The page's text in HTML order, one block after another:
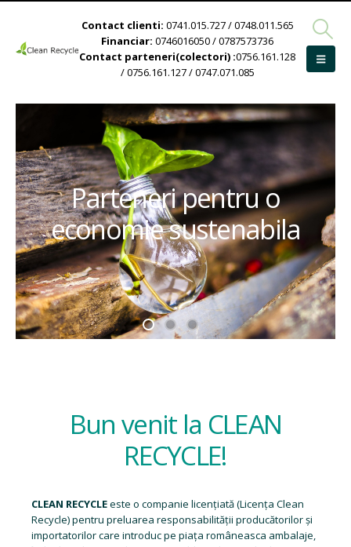
Contact clienti: 0741.015.727 / 0748.011.565
Financiar: 0746016050 / 0787573736
Contact parteneri(colectori) :0756.161.128
/ 0756.161.127 / 0747.071.085
Parteneri pentru o
economie sustenabila
Bun venit la CLEAN
RECYCLE!
CLEAN RECYCLEeste o companie licențiată (Licența Clean
Recycle) pentru preluarea responsabilității producătorilor și
importatorilor care introduc pe piața româneasca ambalaje,